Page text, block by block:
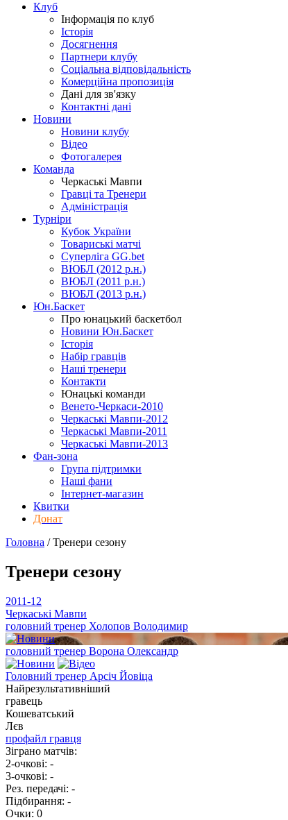
Клуб
Інформація по клуб
Історія
Досягнення
Партнери клубу
Соціальна відповідальність
Комерційна пропозиція
Дані для зв'язку
Контактні дані
Новини
Новини клубу
Відео
Фотогалерея
Команда
Черкаські Мавпи
Гравці та Тренери
Адміністрація
Турніри
Кубок України
Товариські матчі
Суперліга GG.bet
ВЮБЛ (2012 р.н.)
ВЮБЛ (2011 р.н.)
ВЮБЛ (2013 р.н.)
Юн.Баскет
Про юнацький баскетбол
Новини Юн.Баскет
Історія
Набір гравців
Наші тренери
Контакти
Юнацькі команди
Венето-Черкаси-2010
Черкаські Мавпи-2012
Черкаські Мавпи-2011
Черкаські Мавпи-2013
Фан-зона
Група підтримки
Наші фани
Інтернет-магазин
Квитки
Донат
Головна /Тренери сезону
Тренери сезону
2011-12
Черкаські Мавпи
головний тренер Холопов Володимир
головний тренер Ворона Олександр
Головний тренер Арсіч Йовіца
Найрезультативніший
гравець
Кошеватський
Лєв
профайл гравця
Зіграно матчів:
2-очкові: -
3-очкові: -
Рез. передачі: -
Підбирання: -
Очки: 0